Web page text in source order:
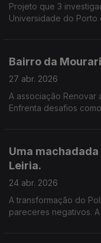
Projeto que 3
Universidade do
Bairro da
27 abr. 2026
A associação Renovar
Enfrenta desafios como o impacto do
Uma
Leiria.
24 abr. 2026
A transformação do
pareceres negativos.